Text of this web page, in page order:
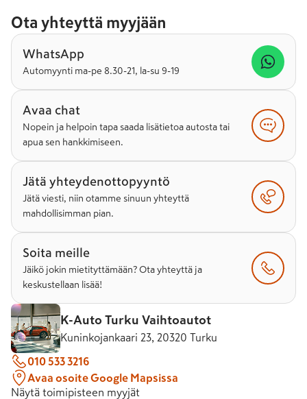
Ota yhteyttä myyjään
WhatsApp
Automyynti ma-pe 8.30-21, la-su 9-19
Avaa chat
Nopein ja helpoin tapa saada lisätietoa autosta tai
apua sen hankkimiseen.
Jätä yhteydenottopyyntö
Jätä viesti, niin otamme sinuun yhteyttä
mahdollisimman pian.
Soita meille
Jäikö jokin mietityttämään? Ota yhteyttä ja
keskustellaan lisää!
K-Auto Turku Vaihtoautot
Kuninkojankaari 23, 20320 Turku
010 533 3216
Avaa osoite Google Mapsissa
Näytä toimipisteen myyjät